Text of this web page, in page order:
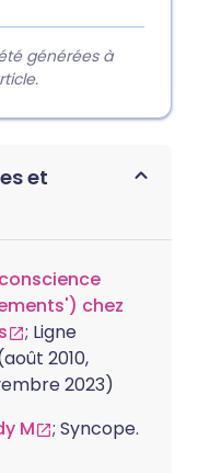
générées à
et
chez
; Ligne
2010,
2023)
M
; Syncope.